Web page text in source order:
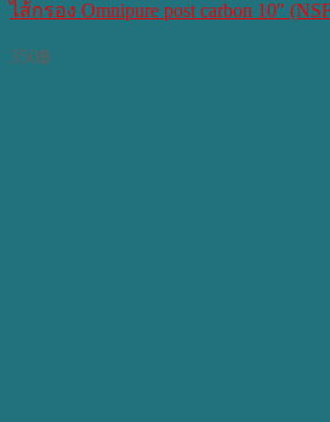
ไส้กรอง Omnipure post carbon 10″
350฿